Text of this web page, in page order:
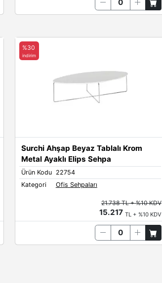
Surchi Ahşap Beyaz Tablalı Krom
Metal Ayaklı Elips Sehpa
Ürün Kodu
22754
Kategori
Ofis Sehpaları
%30
indirim
21.738 TL + %10 KDV
15.217 TL + %10 KDV